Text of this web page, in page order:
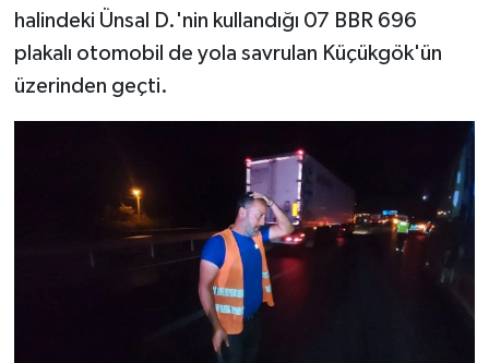
halindeki Ünsal D.'nin kullandığı 07 BBR 696
plakalı otomobil de yola savrulan Küçükgök'ün
üzerinden geçti.